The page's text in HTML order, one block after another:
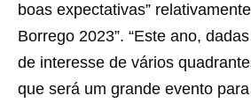
boas expectativas”
Borrego 2023”. “Este ano,
de interesse de vários
que será um grande evento